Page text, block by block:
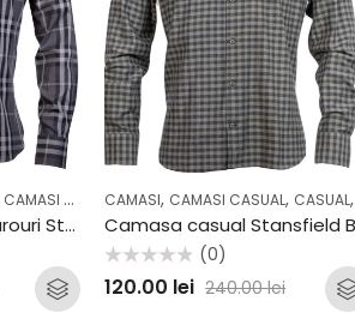
CAMASI OFFICE ,CASUAL,COLECTII,OUTLET
Camasa casual in carouri Stansfield B35
CAMASI, CAMASI CASUAL, CASUAL,
la
(0)
120.00 lei 240.00lei